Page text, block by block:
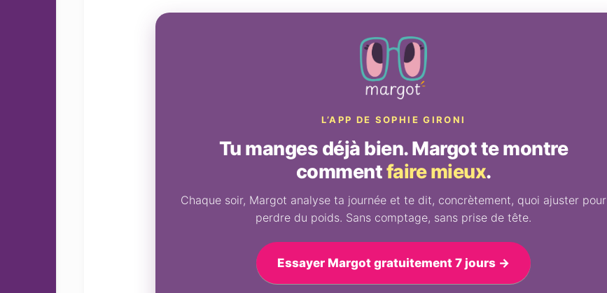
L’APP DE SOPHIE GIRONI
Tu manges déjà bien. Margot te montre
commentfaire mieux.
Chaque soir, Margot analyse ta journée et te dit, concrètement, quoi ajuster pour
perdre du poids. Sans comptage, sans prise de tête.
Essayer Margot gratuitement 7 jours →